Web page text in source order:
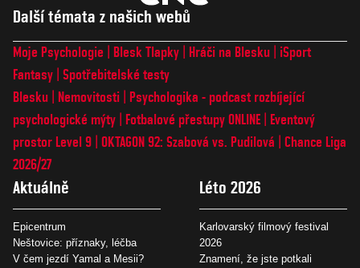
Další témata z našich webů
Moje Psychologie Blesk Tlapky Hráči na Blesku
iSport
Fantasy Spotřebitelské testy
Blesku
Nemovitosti
Psychologika - podcast rozbíjející
psychologické mýty
Fotbalové přestupy ONLINE
Eventový
prostor Level 9 OKTAGON 92: Szabová vs. Pudilová
Chance Liga
2026/27
Aktuálně
Epicentrum
Neštovice: příznaky, léčba
V čem jezdí Yamal a Mesii?
Léto 2026
Karlovarský filmový festival
2026
Znamení, že jste potkali